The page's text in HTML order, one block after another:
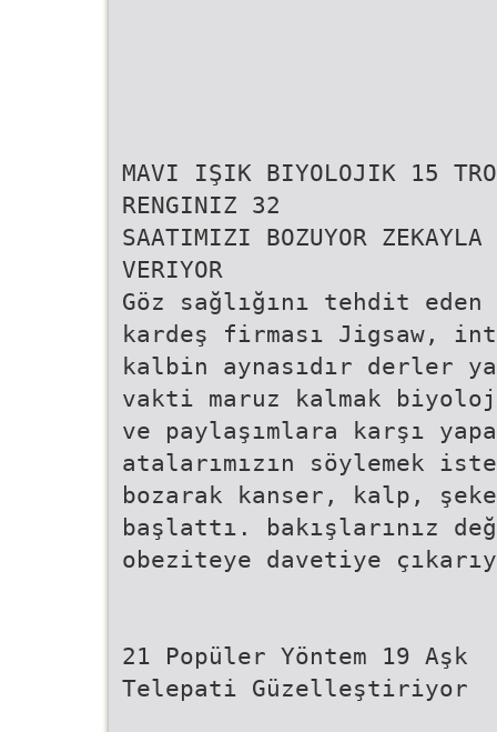
MAVI IŞIK BIYOLOJIK 15
RENGINIZ 32
SAATIMIZI BOZUYOR
VERIYOR
Göz sağlığını tehdit eden
kardeş firması Jigsaw,
kalbin aynasıdır derler
vakti maruz kalmak
ve paylaşımlara karşı
atalarımızın söylemek
bozarak kanser, kalp,
başlattı. bakışlarınız
obeziteye davetiye
21 Popüler Yöntem 19 Aşk
Telepati Güzelleştiriyor